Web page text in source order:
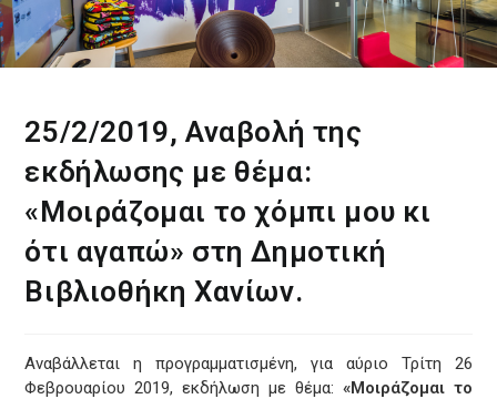
25/2/2019, Αναβολή της
εκδήλωσης με θέμα:
«Μοιράζομαι το χόμπι μου κι
ότι αγαπώ» στη Δημοτική
Βιβλιοθήκη Χανίων.
Αναβάλλεται η προγραμματισμένη, για αύριο Τρίτη 26
Φεβρουαρίου 2019, εκδήλωση με θέμα: «Μοιράζομαι το